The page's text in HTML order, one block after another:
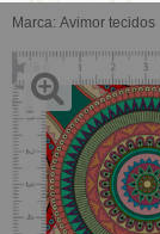
Marca: Avimor tecidos